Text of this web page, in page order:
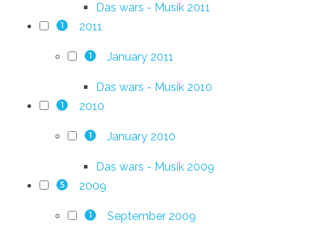
Das wars - Musik 2011
1 2011
1 January 2011
Das wars - Musik 2010
1 2010
1 January 2010
Das wars - Musik 2009
5 2009
1 September 2009